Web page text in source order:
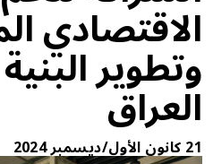
الاقتصادي
وتطوير
العراق
21 كانون الأول/ديسمبر 2024